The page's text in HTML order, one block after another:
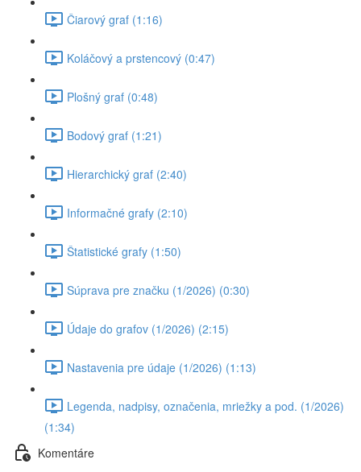
Čiarový graf (1:16)
Koláčový a prstencový (0:47)
Plošný graf (0:48)
Bodový graf (1:21)
Hierarchický graf (2:40)
Informačné grafy (2:10)
Štatistické grafy (1:50)
Súprava pre značku (1/2026) (0:30)
Údaje do grafov (1/2026) (2:15)
Nastavenia pre údaje (1/2026) (1:13)
Legenda, nadpisy, označenia, mriežky a pod. (1/2026)
(1:34)
Komentáre